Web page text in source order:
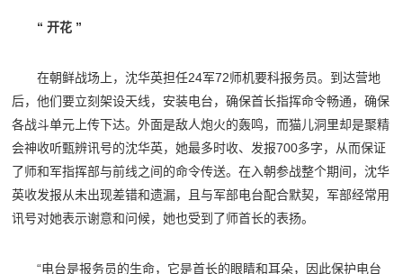
“ 开花 ”
在朝鲜战场上，沈华英担任24军72师机要科报务员。到达营地
后，他们要立刻架设天线，安装电台，确保首长指挥命令畅通，确保
各战斗单元上传下达。外面是敌人炮火的轰鸣，而猫儿洞里却是聚精
会神收听甄辨讯号的沈华英，她最多时收、发报700多字，从而保证
了师和军指挥部与前线之间的命令传送。在入朝参战整个期间，沈华
英收发报从未出现差错和遗漏，且与军部电台配合默契，军部经常用
讯号对她表示谢意和问候，她也受到了师首长的表扬。
“电台是报务员的生命，它是首长的眼睛和耳朵，因此保护电台